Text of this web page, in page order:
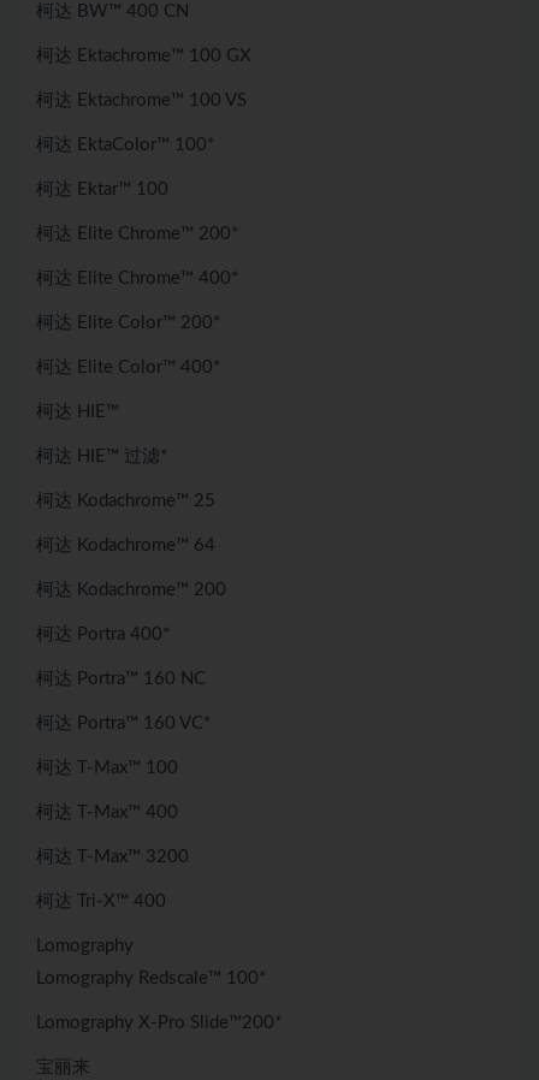
柯达 BW™ 400 CN
柯达 Ektachrome™ 100 GX
柯达 Ektachrome™ 100 VS
柯达 EktaColor™ 100*
柯达 Ektar™ 100
柯达 Elite Chrome™ 200*
柯达 Elite Chrome™ 400*
柯达 Elite Color™ 200*
柯达 Elite Color™ 400*
柯达 HIE™
柯达 HIE™ 过滤*
柯达 Kodachrome™ 25
柯达 Kodachrome™ 64
柯达 Kodachrome™ 200
柯达 Portra 400*
柯达 Portra™ 160 NC
柯达 Portra™ 160 VC*
柯达 T-Max™ 100
柯达 T-Max™ 400
柯达 T-Max™ 3200
柯达 Tri-X™ 400
Lomography
Lomography Redscale™ 100*
Lomography X-Pro Slide™200*
宝丽来